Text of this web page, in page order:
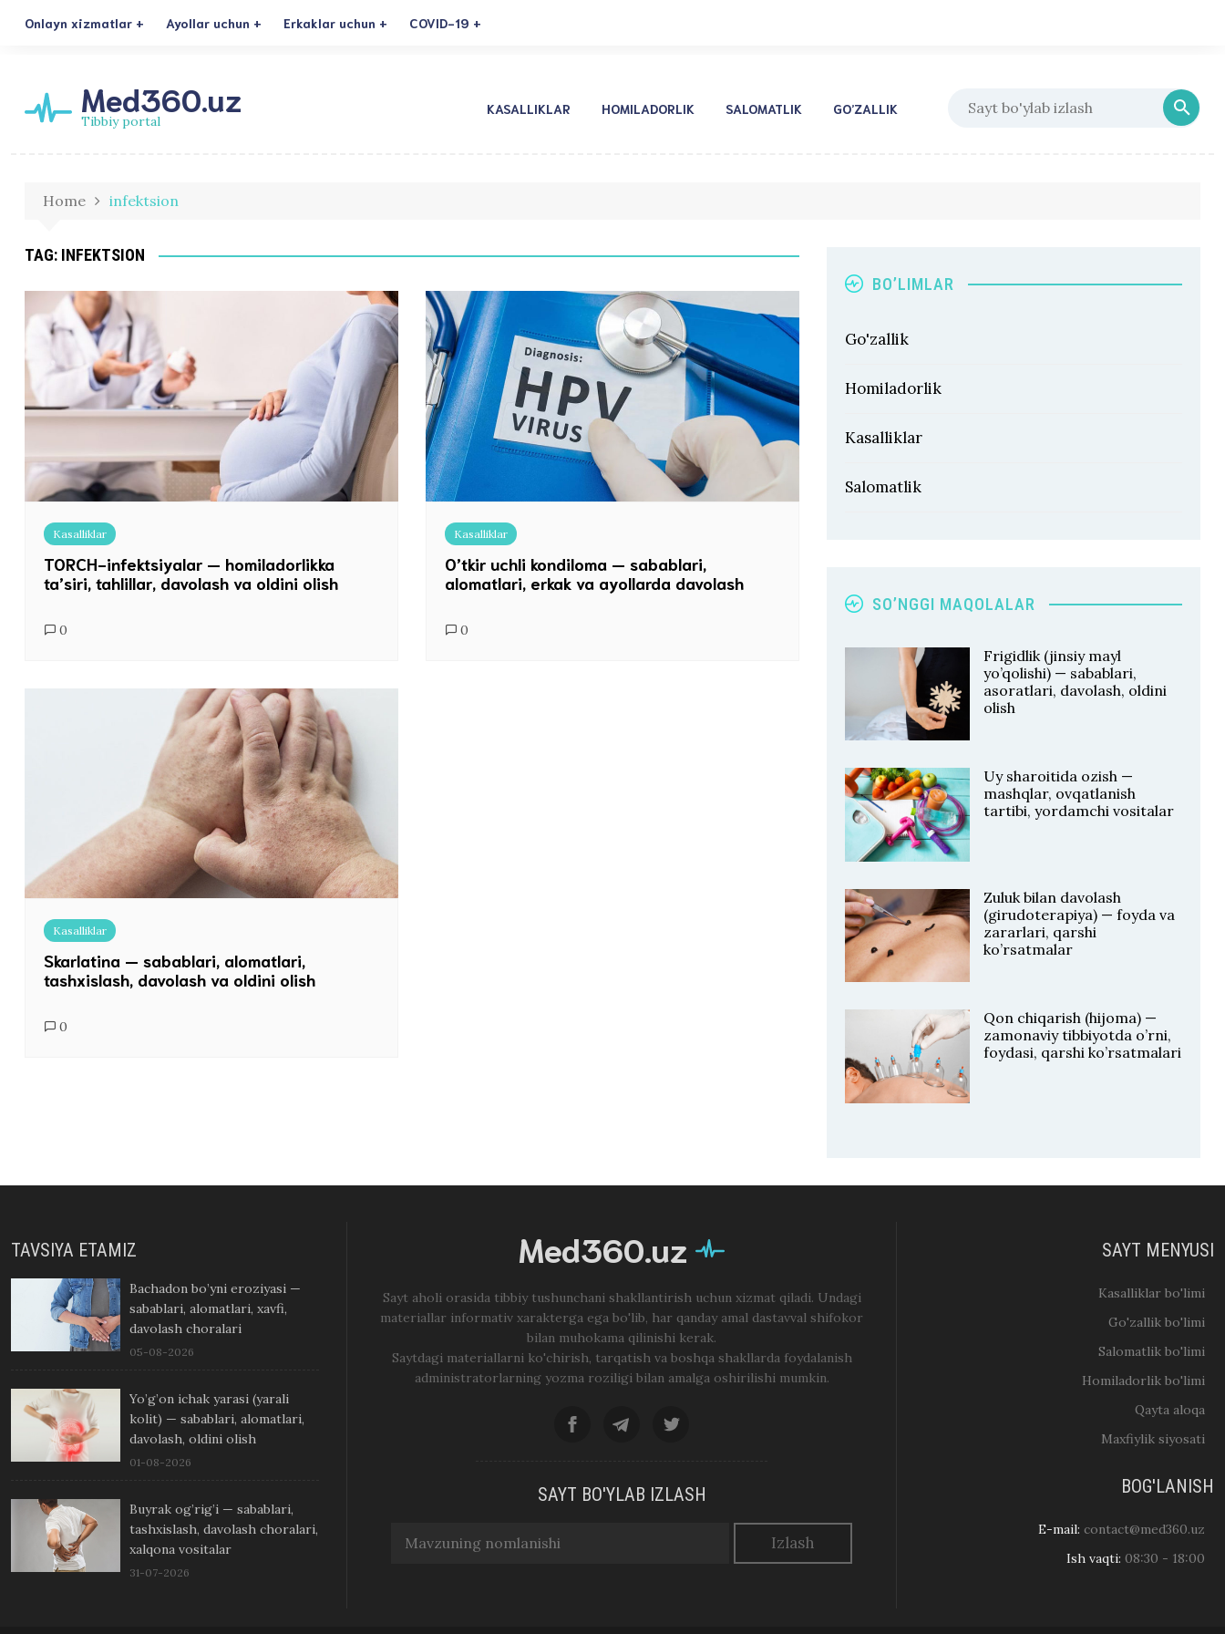
Onlayn xizmatlar Ayollar uchun Erkaklar uchun COVID-19
Med360.uz
Tibbiy portal
KASALLIKLAR HOMILADORLIK SALOMATLIK GO’ZALLIK
Home infektsion
TAG: INFEKTSION
Kasalliklar
TORCH-infektsiyalar — homiladorlikka
ta’siri, tahlillar, davolash va oldini olish
0
Kasalliklar
O’tkir uchli kondiloma — sabablari,
alomatlari, erkak va ayollarda davolash
0
Kasalliklar
Skarlatina — sabablari, alomatlari,
tashxislash, davolash va oldini olish
0
BO’LIMLAR
Go'zallik
Homiladorlik
Kasalliklar
Salomatlik
SO’NGGI MAQOLALAR
Frigidlik (jinsiy mayl
yo’qolishi) — sabablari,
asoratlari, davolash, oldini
olish
Uy sharoitida ozish —
mashqlar, ovqatlanish
tartibi, yordamchi vositalar
Zuluk bilan davolash
(girudoterapiya) — foyda va
zararlari, qarshi
ko’rsatmalar
Qon chiqarish (hijoma) —
zamonaviy tibbiyotda o’rni,
foydasi, qarshi ko’rsatmalari
TAVSIYA ETAMIZ
Bachadon bo’yni eroziyasi —
sabablari, alomatlari, xavfi,
davolash choralari
05-08-2026
Yo’g’on ichak yarasi (yarali
kolit) — sabablari, alomatlari,
davolash, oldini olish
01-08-2026
Buyrak og’rig’i — sabablari,
tashxislash, davolash choralari,
xalqona vositalar
31-07-2026
Med360.uz
Sayt aholi orasida tibbiy tushunchani shakllantirish uchun xizmat qiladi. Undagi
materiallar informativ xarakterga ega bo'lib, har qanday amal dastavval shifokor
bilan muhokama qilinishi kerak.
Saytdagi materiallarni ko'chirish, tarqatish va boshqa shakllarda foydalanish
administratorlarning yozma roziligi bilan amalga oshirilishi mumkin.
SAYT BO'YLAB IZLASH
SAYT MENYUSI
Kasalliklar bo'limi
Go'zallik bo'limi
Salomatlik bo'limi
Homiladorlik bo'limi
Qayta aloqa
Maxfiylik siyosati
BOG'LANISH
E-mail: contact@med360.uz
Ish vaqti: 08:30 - 18:00